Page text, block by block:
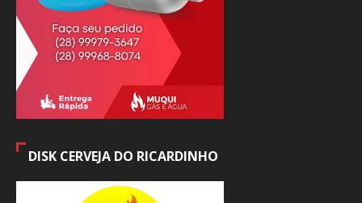
DISK CERVEJA DO RICARDINHO